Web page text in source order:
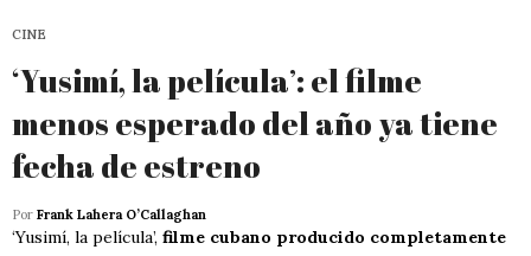
CINE
‘Yusimí, la películaʼ: el filme
menos esperado del año ya tiene
fecha de estreno
Por Frank Lahera O’Callaghan
‘Yusimí, la película’, filme cubano producido completamente